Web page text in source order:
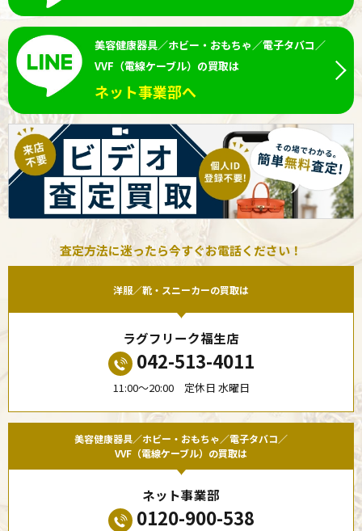
美容健康器具／ホビー・おもちゃ／電子タバコ／
VVF（電線ケーブル）の買取は
ネット事業部へ
査定方法に迷ったら今すぐお電話ください！
洋服／靴・スニーカーの買取は
ラグフリーク福生店
042-513-4011
11:00〜20:00 定休日 水曜日
美容健康器具／ホビー・おもちゃ／電子タバコ／
VVF（電線ケーブル）の買取は
ネット事業部
0120-900-538